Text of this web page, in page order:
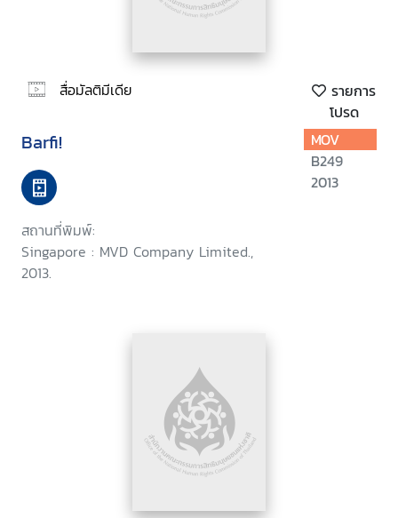
สื่อมัลติมีเดีย
รายการ
โปรด
Barfi!
สถานที่พิมพ์:
Singapore : MVD Company Limited.,
2013.
MOV
B249
2013